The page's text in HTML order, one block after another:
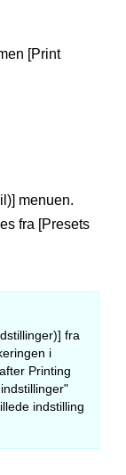
[Print
menuen.
fra [Presets
fra
i
Printing
indstilling